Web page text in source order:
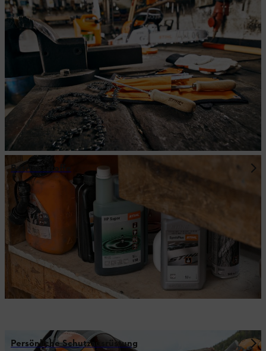
Betriebsstoffe
Persönliche Schutzausrüstung